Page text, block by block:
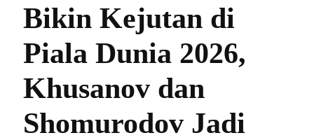
Bikin Kejutan di
Piala Dunia 2026,
Khusanov dan
Shomurodov Jadi